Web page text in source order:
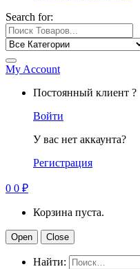
Search for:
My Account
Постоянный клиент ?
Войти
У вас нет аккаунта?
Регистрация
0 0 ₽
Корзина пуста.
Open Close
Найти: